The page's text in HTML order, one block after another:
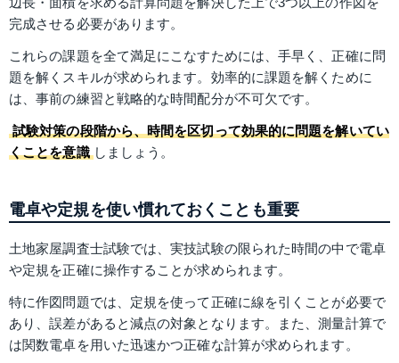
完成させる必要があります。
これらの課題を全て満足にこなすためには、手早く、正確に問
題を解くスキルが求められます。効率的に課題を解くために
は、事前の練習と戦略的な時間配分が不可欠です。
試験対策の段階から、時間を区切って効果的に問題を解いてい
くことを意識 しましょう。
電卓や定規を使い慣れておくことも重要
土地家屋調査士試験では、実技試験の限られた時間の中で電卓
や定規を正確に操作することが求められます。
特に作図問題では、定規を使って正確に線を引くことが必要で
あり、誤差があると減点の対象となります。また、測量計算で
は関数電卓を用いた迅速かつ正確な計算が求められます。